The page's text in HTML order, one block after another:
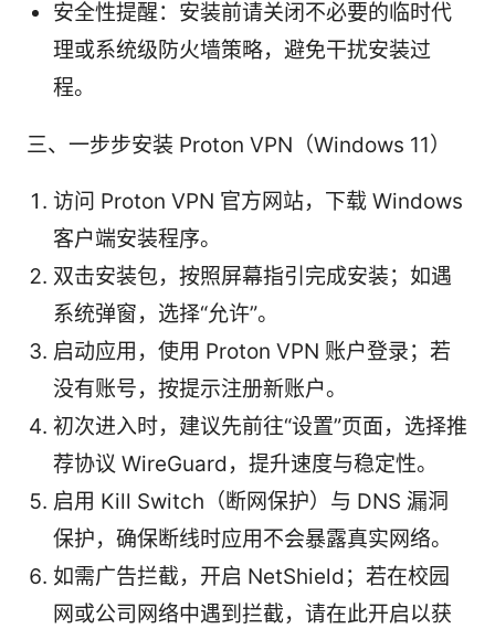
安全性提醒：安装前请关闭不必要的临时代
理或系统级防火墙策略，避免干扰安装过
程。
三、一步步安装 Proton VPN（Windows 11）
访问 Proton VPN 官方网站，下载 Windows
客户端安装程序。
双击安装包，按照屏幕指引完成安装；如遇
系统弹窗，选择“允许”。
启动应用，使用 Proton VPN 账户登录；若
没有账号，按提示注册新账户。
初次进入时，建议先前往“设置”页面，选择推
荐协议 WireGuard，提升速度与稳定性。
启用 Kill Switch（断网保护）与 DNS 漏洞
保护，确保断线时应用不会暴露真实网络。
如需广告拦截，开启 NetShield；若在校园
网或公司网络中遇到拦截，请在此开启以获